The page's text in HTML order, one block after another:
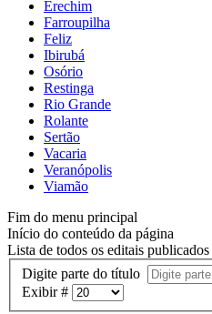
Erechim
Farroupilha
Feliz
Ibirubá
Osório
Restinga
Rio Grande
Rolante
Sertão
Vacaria
Veranópolis
Viamão
Fim do menu principal
Início do conteúdo da página
Lista de todos os editais
Digite parte do título
Exibir #